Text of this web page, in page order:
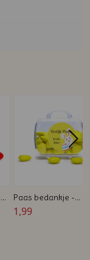
Paas bedankje -
Koffertje met
1,99